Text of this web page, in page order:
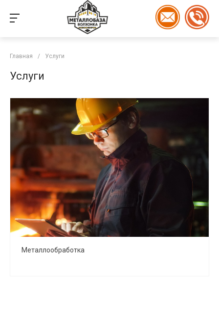
Главная / Услуги
Услуги
Металлообработка